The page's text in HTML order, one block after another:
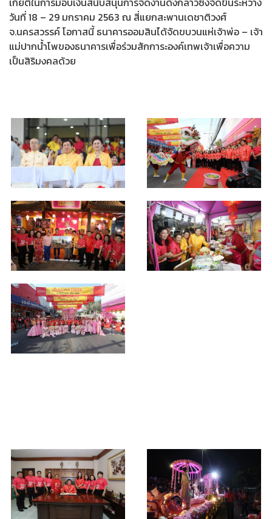
วันที่ 18 – 29 มกราคม 2563 ณ สี่แยกสะพานเดชาติวงศ์
จ.นครสวรรค์ โอกาสนี้ ธนาคารออมสินได้จัดขบวนแห่เจ้าพ่อ – เจ้า
แม่ปากน้ำโพของธนาคารเพื่อร่วมสักการะองค์เทพเจ้าเพื่อความ
เป็นสิริมงคลด้วย